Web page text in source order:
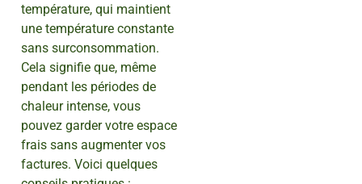
température, qui maintient
une température constante
sans surconsommation.
Cela signifie que, même
pendant les périodes de
chaleur intense, vous
pouvez garder votre espace
frais sans augmenter vos
factures. Voici quelques